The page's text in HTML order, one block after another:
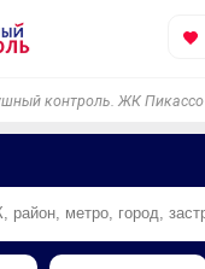
контроль. ЖК Пикассо